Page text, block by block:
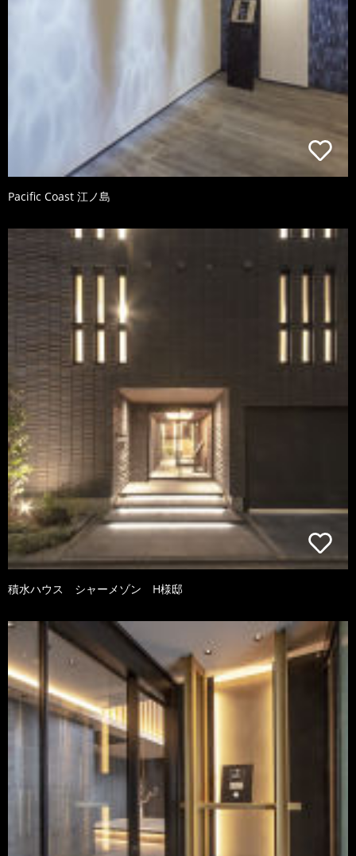
Pacific Coast 江ノ島
積水ハウス シャーメゾン H様邸